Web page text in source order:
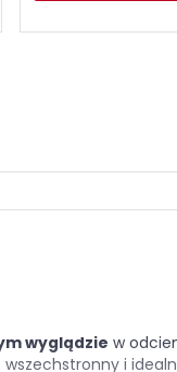
wyglądzie w
i